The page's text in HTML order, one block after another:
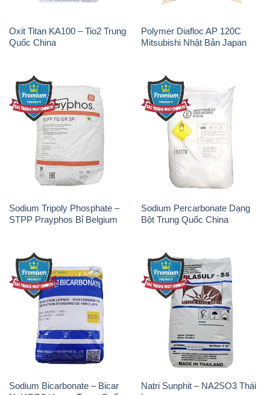
Sodium Bicarbonate – Bicar
NaHCO3 Hunan Trung Quốc
China
Natri Sunphit – NA2SO3 Thái
Lan
Soda Ash Light – NA2CO3 2
Vòng Tròn Hubei Shuanghuan
Trung Quốc China
Kẽm Sunfat – ZNSO4.7H2O
Ấn Độ India